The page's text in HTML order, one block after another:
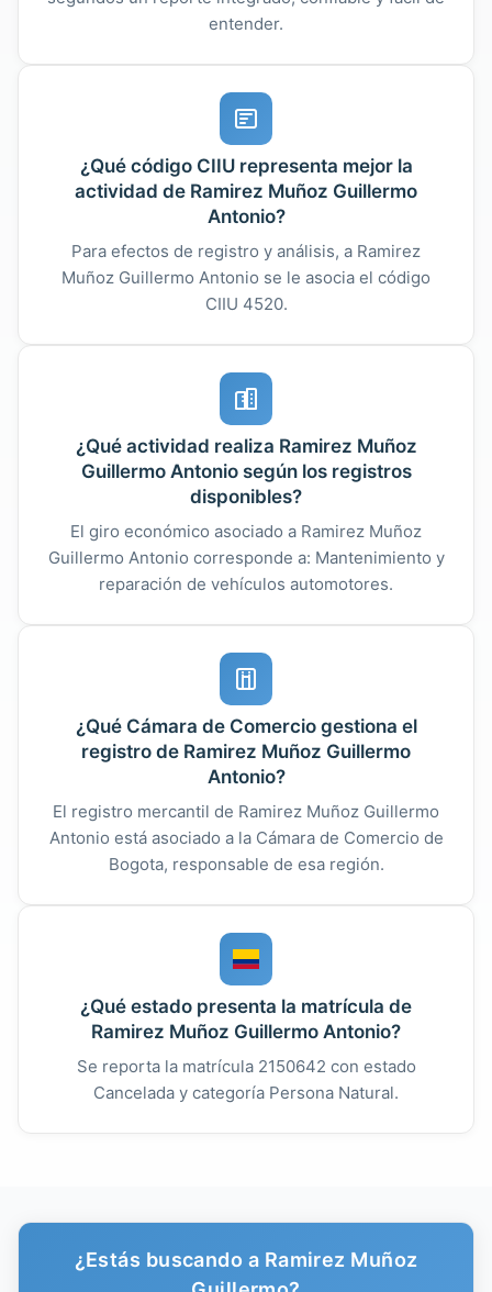
entender.
¿Qué código CIIU representa mejor la
actividad de Ramirez Muñoz Guillermo
Antonio?
Para efectos de registro y análisis, a Ramirez
Muñoz Guillermo Antonio se le asocia el código
CIIU 4520.
¿Qué actividad realiza Ramirez Muñoz
Guillermo Antonio según los registros
disponibles?
El giro económico asociado a Ramirez Muñoz
Guillermo Antonio corresponde a: Mantenimiento y
reparación de vehículos automotores.
¿Qué Cámara de Comercio gestiona el
registro de Ramirez Muñoz Guillermo
Antonio?
El registro mercantil de Ramirez Muñoz Guillermo
Antonio está asociado a la Cámara de Comercio de
Bogota, responsable de esa región.
¿Qué estado presenta la matrícula de
Ramirez Muñoz Guillermo Antonio?
Se reporta la matrícula 2150642 con estado
Cancelada y categoría Persona Natural.
¿Estás buscando a Ramirez Muñoz